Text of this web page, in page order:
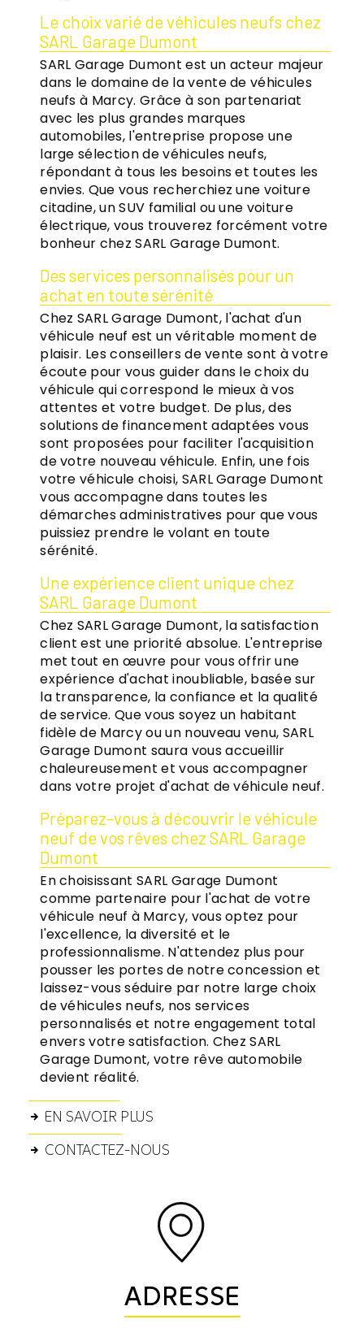
Le choix varié de véhicules neufs chez
SARL Garage Dumont
SARL Garage Dumont est un acteur majeur
dans le domaine de la vente de véhicules
neufs à Marcy. Grâce à son partenariat
avec les plus grandes marques
automobiles, l'entreprise propose une
large sélection de véhicules neufs,
répondant à tous les besoins et toutes les
envies. Que vous recherchiez une voiture
citadine, un SUV familial ou une voiture
électrique, vous trouverez forcément votre
bonheur chez SARL Garage Dumont.
Des services personnalisés pour un
achat en toute sérénité
Chez SARL Garage Dumont, l'achat d'un
véhicule neuf est un véritable moment de
plaisir. Les conseillers de vente sont à votre
écoute pour vous guider dans le choix du
véhicule qui correspond le mieux à vos
attentes et votre budget. De plus, des
solutions de financement adaptées vous
sont proposées pour faciliter l'acquisition
de votre nouveau véhicule. Enfin, une fois
votre véhicule choisi, SARL Garage Dumont
vous accompagne dans toutes les
démarches administratives pour que vous
puissiez prendre le volant en toute
sérénité.
Une expérience client unique chez
SARL Garage Dumont
Chez SARL Garage Dumont, la satisfaction
client est une priorité absolue. L'entreprise
met tout en œuvre pour vous offrir une
expérience d'achat inoubliable, basée sur
la transparence, la confiance et la qualité
de service. Que vous soyez un habitant
fidèle de Marcy ou un nouveau venu, SARL
Garage Dumont saura vous accueillir
chaleureusement et vous accompagner
dans votre projet d'achat de véhicule neuf.
Préparez-vous à découvrir le véhicule
neuf de vos rêves chez SARL Garage
Dumont
En choisissant SARL Garage Dumont
comme partenaire pour l'achat de votre
véhicule neuf à Marcy, vous optez pour
l'excellence, la diversité et le
professionnalisme. N'attendez plus pour
pousser les portes de notre concession et
laissez-vous séduire par notre large choix
de véhicules neufs, nos services
personnalisés et notre engagement total
envers votre satisfaction. Chez SARL
Garage Dumont, votre rêve automobile
devient réalité.
EN SAVOIR PLUS
CONTACTEZ-NOUS
ADRESSE